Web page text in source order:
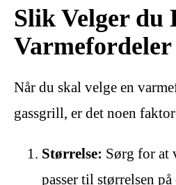
Slik Velger du
Varmefordeler
Når du skal velge en
gassgrill, er det noen
Størrelse: Sørg for at
passer til størrelsen